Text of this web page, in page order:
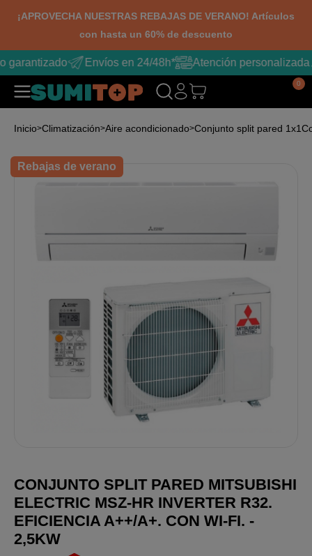
¡APROVECHA NUESTRAS REBAJAS DE VERANO! Artículos
con hasta un 60% de descuento
garantizado Envíos en 24/48h* Atención personalizada
0
Inicio Climatización Aire acondicionado Conjunto split pared 1x1
Rebajas de verano
CONJUNTO SPLIT PARED MITSUBISHI
ELECTRIC MSZ-HR INVERTER R32.
EFICIENCIA A++/A+. CON WI-FI. -
2,5KW